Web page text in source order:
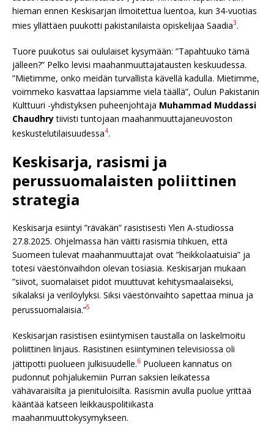
hieman ennen Keskisarjan ilmoitettua luentoa, kun 34-vuotias
mies yllättäen puukotti pakistanilaista opiskelijaa Saadia3.
Tuore puukotus sai oululaiset kysymään: ”Tapahtuuko tämä
jälleen?” Pelko levisi maahanmuuttajatausten keskuudessa.
”Mietimme, onko meidän turvallista kävellä kadulla. Mietimme,
voimmeko kasvattaa lapsiamme vielä täällä”, Oulun Pakistanin
Kulttuuri -yhdistyksen puheenjohtaja Muhammad Muddassi
Chaudhrytiivisti tuntojaan maahanmuuttajaneuvoston
keskustelutilaisuudessa4.
Keskisarja, rasismi ja
perussuomalaisten poliittinen
strategia
Keskisarja esiintyi ”räväkän” rasistisesti Ylen A-studiossa
27.8.2025. Ohjelmassa hän väitti rasismia tihkuen, että
Suomeen tulevat maahanmuuttajat ovat ”heikkolaatuisia” ja
totesi väestönvaihdon olevan tosiasia. Keskisarjan mukaan
”siivot, suomalaiset pidot muuttuvat kehitysmaalaiseksi,
sikalaksi ja verilöylyksi. Siksi väestönvaihto sapettaa minua ja
perussuomalaisia.”5
Keskisarjan rasistisen esiintymisen taustalla on laskelmoitu
poliittinen linjaus. Rasistinen esiintyminen televisiossa oli
jättipotti puolueen julkisuudelle.6 Puolueen kannatus on
pudonnut pohjalukemiin Purran saksien leikatessa
vähävaraisilta ja pienituloisilta. Rasismin avulla puolue yrittää
kääntää katseen leikkauspolitiikasta
maahanmuuttokysymykseen.